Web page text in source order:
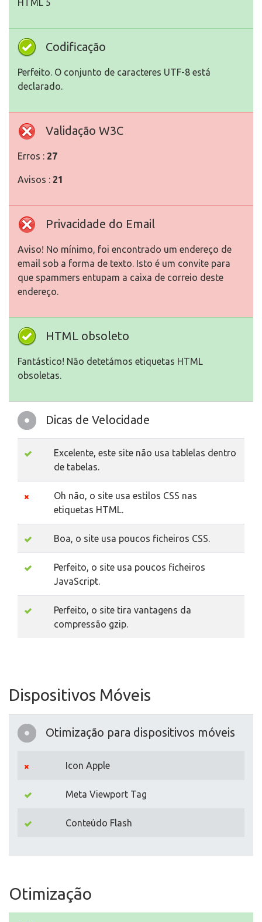
HTML 5
Codificação
Perfeito. O conjunto de caracteres UTF-8 está
declarado.
Validação W3C
Erros : 27
Avisos : 21
Privacidade do Email
Aviso! No mínimo, foi encontrado um endereço de
email sob a forma de texto. Isto é um convite para
que spammers entupam a caixa de correio deste
endereço.
HTML obsoleto
Fantástico! Não detetámos etiquetas HTML
obsoletas.
Dicas de Velocidade
Excelente, este site não usa tablelas dentro
de tabelas.
Oh não, o site usa estilos CSS nas
etiquetas HTML.
Boa, o site usa poucos ficheiros CSS.
Perfeito, o site usa poucos ficheiros
JavaScript.
Perfeito, o site tira vantagens da
compressão gzip.
Dispositivos Móveis
Otimização para dispositivos móveis
Icon Apple
Meta Viewport Tag
Conteúdo Flash
Otimização